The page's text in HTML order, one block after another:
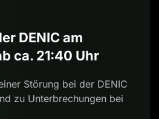
DENIC am
ca. 21:40 Uhr
Störung bei der DENIC
zu Unterbrechungen bei